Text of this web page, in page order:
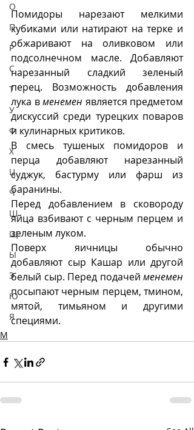
О
П
Р
С
Т
У
Ф
Х
Ц
Ч
Ш
Щ
Ы
Э
Ю
Я
Помидоры нарезают мелкими
кубиками или натирают на терке и
обжаривают на оливковом или
подсолнечном масле. Добавляют
нарезанный сладкий зеленый
перец. Возможность добавления
лука в менемен является предметом
дискуссий среди турецких поваров
и кулинарных критиков.
В смесь тушеных помидоров и
перца добавляют нарезанный
суджук, бастурму или фарш из
баранины.
Перед добавлением в сковороду
яйца взбивают с черным перцем и
зеленым луком.
Поверх яичницы обычно
добавляют сыр Кашар или другой
белый сыр. Перед подачей менемен
посыпают черным перцем, тмином,
мятой, тимьяном и другими
специями.
М